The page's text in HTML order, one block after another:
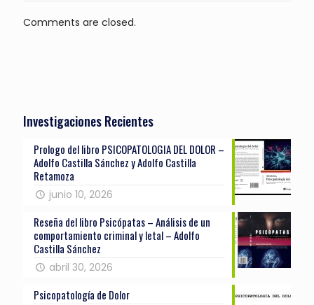
Comments are closed.
Investigaciones Recientes
Prologo del libro PSICOPATOLOGIA DEL DOLOR –
Adolfo Castilla Sánchez y Adolfo Castilla
Retamoza
junio 10, 2026
Reseña del libro Psicópatas – Análisis de un
comportamiento criminal y letal – Adolfo
Castilla Sánchez
abril 30, 2026
Psicopatología de Dolor